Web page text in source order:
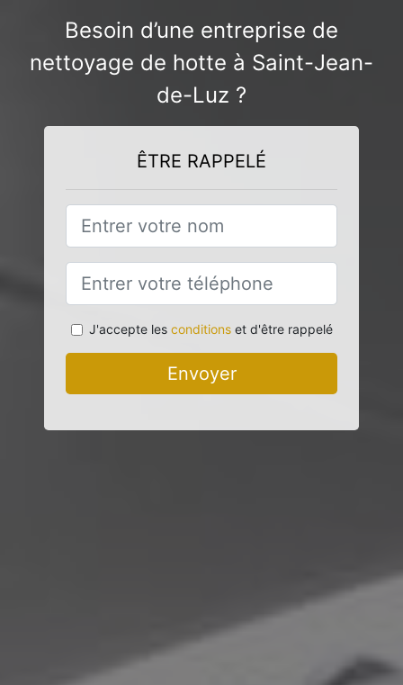
Besoin d’une entreprise de
nettoyage de hotte à Saint-Jean-
de-Luz ?
ÊTRE RAPPELÉ
J'accepte les conditionset d'être rappelé
Envoyer